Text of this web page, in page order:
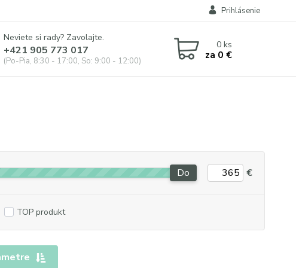
Prihlásenie
Neviete si rady? Zavolajte.
+421 905 773 017
(Po-Pia, 8:30 - 17:00, So: 9:00 - 12:00)
0ks
za 0 €
Do €
TOP produkt